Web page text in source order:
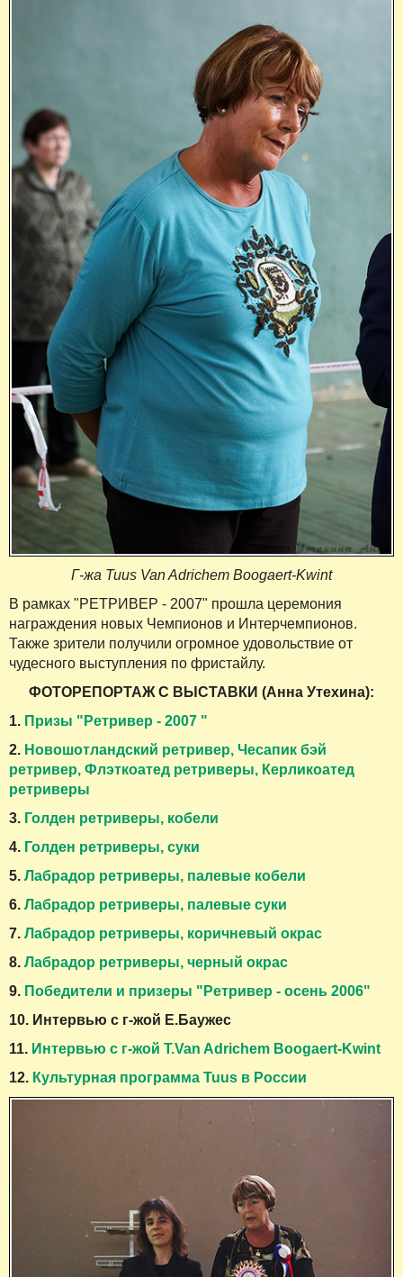
Г-жа Tuus Van Adrichem Boogaert-Kwint
В рамках "РЕТРИВЕР - 2007" прошла церемония
награждения новых Чемпионов и Интерчемпионов.
Также зрители получили огромное удовольствие от
чудесного выступления по фристайлу.
ФОТОРЕПОРТАЖ С ВЫСТАВКИ (Анна Утехина):
1. Призы "Ретривер - 2007 "
2. Новошотландский ретривер, Чесапик бэй
ретривер, Флэткоатед ретриверы, Керликоатед
ретриверы
3. Голден ретриверы, кобели
4. Голден ретриверы, суки
5. Лабрадор ретриверы, палевые кобели
6. Лабрадор ретриверы, палевые суки
7. Лабрадор ретриверы, коричневый окрас
8. Лабрадор ретриверы, черный окрас
9. Победители и призеры "Ретривер - осень 2006"
10. Интервью с г-жой Е.Баужес
11. Интервью с г-жой T.Van Adrichem Boogaert-Kwint
12. Культурная программа Tuus в России